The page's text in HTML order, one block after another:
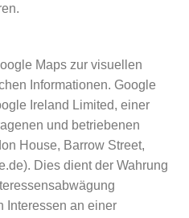
Maps zur visuellen
Informationen. Google
Ireland Limited, einer
und betriebenen
House, Barrow Street,
Dies dient der Wahrung
Interessen an einer